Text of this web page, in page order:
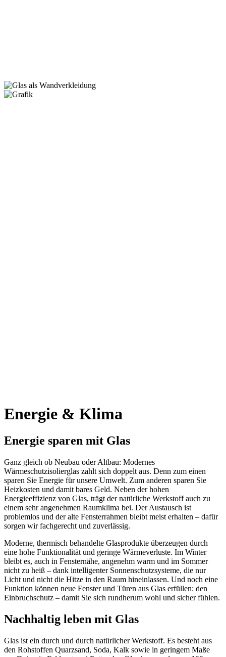
Energie & Klima
Energie sparen mit Glas
Ganz gleich ob Neubau oder Altbau: Modernes
Wärmeschutzisolierglas zahlt sich doppelt aus. Denn zum einen
sparen Sie Energie für unsere Umwelt. Zum anderen sparen Sie
Heizkosten und damit bares Geld. Neben der hohen
Energieeffizienz von Glas, trägt der natürliche Werkstoff auch zu
einem sehr angenehmen Raumklima bei. Der Austausch ist
problemlos und der alte Fensterrahmen bleibt meist erhalten – dafür
sorgen wir fachgerecht und zuverlässig.
Moderne, thermisch behandelte Glasprodukte überzeugen durch
eine hohe Funktionalität und geringe Wärmeverluste. Im Winter
bleibt es, auch in Fensternähe, angenehm warm und im Sommer
nicht zu heiß – dank intelligenter Sonnenschutzsysteme, die nur
Licht und nicht die Hitze in den Raum hineinlassen. Und noch eine
Funktion können neue Fenster und Türen aus Glas erfüllen: den
Einbruchschutz – damit Sie sich rundherum wohl und sicher fühlen.
Nachhaltig leben mit Glas
Glas ist ein durch und durch natürlicher Werkstoff. Es besteht aus
den Rohstoffen Quarzsand, Soda, Kalk sowie in geringem Maße